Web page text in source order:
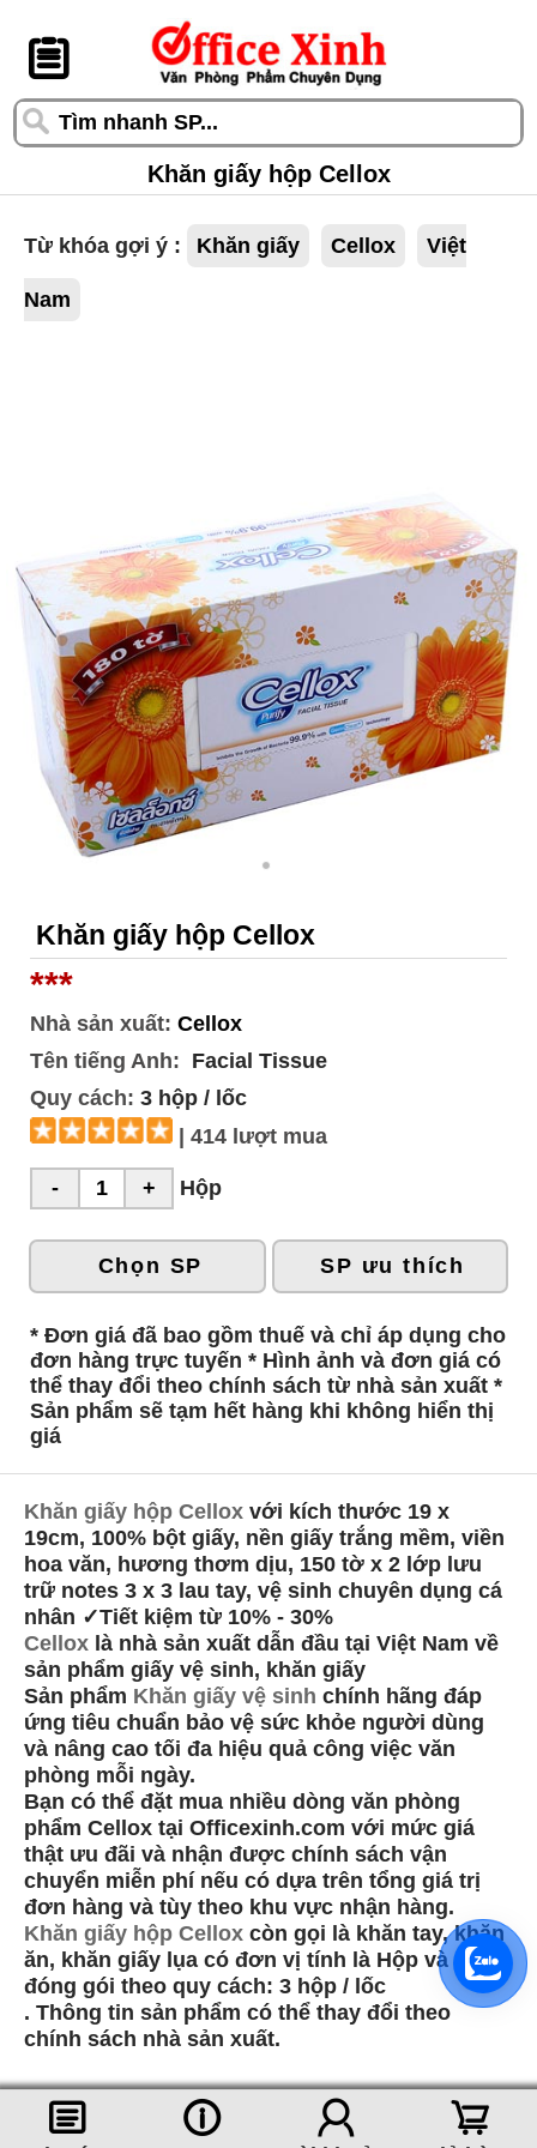
󰆎
󰈂 󰈢 󰃳 󰃦
Khăn giấy hộp Cellox
Từ khóa gợi ý : Khăn giấy Cellox Việt
Nam
Khăn giấy hộp Cellox
***
Nhà sản xuất: Cellox
Tên tiếng Anh: Facial Tissue
Quy cách: 3 hộp / lốc
| 414 lượt mua
Hộp
Chọn SP SP ưu thích
* Đơn giá đã bao gồm thuế và chỉ áp dụng cho
đơn hàng trực tuyến * Hình ảnh và đơn giá có
thể thay đổi theo chính sách từ nhà sản xuất *
Sản phẩm sẽ tạm hết hàng khi không hiển thị
giá
Khăn giấy hộp Cellox với kích thước 19 x
19cm, 100% bột giấy, nền giấy trắng mềm, viền
hoa văn, hương thơm dịu, 150 tờ x 2 lớp lưu
trữ notes 3 x 3 lau tay, vệ sinh chuyên dụng cá
nhân ✓Tiết kiệm từ 10% - 30%
Cellox là nhà sản xuất dẫn đầu tại Việt Nam về
sản phẩm giấy vệ sinh, khăn giấy
Sản phẩm Khăn giấy vệ sinh chính hãng đáp
ứng tiêu chuẩn bảo vệ sức khỏe người dùng
và nâng cao tối đa hiệu quả công việc văn
phòng mỗi ngày.
Bạn có thể đặt mua nhiều dòng văn phòng
phẩm Cellox tại Officexinh.com với mức giá
thật ưu đãi và nhận được chính sách vận
chuyển miễn phí nếu có dựa trên tổng giá trị
đơn hàng và tùy theo khu vực nhận hàng.
Khăn giấy hộp Cellox còn gọi là khăn tay, khăn
ăn, khăn giấy lụa có đơn vị tính là Hộp và được
đóng gói theo quy cách: 3 hộp / lốc
. Thông tin sản phẩm có thể thay đổi theo
chính sách nhà sản xuất.